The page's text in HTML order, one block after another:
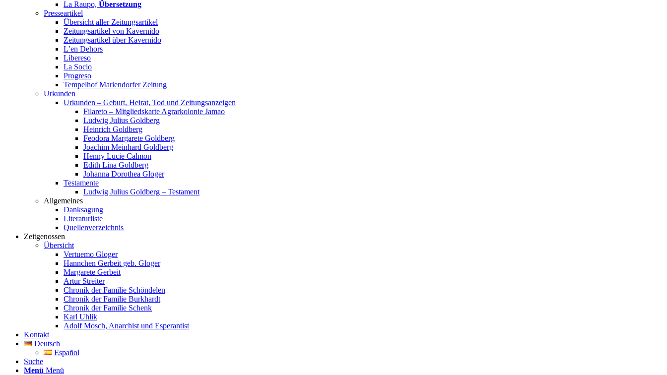
La Raupo, Übersetzung
Presseartikel
Übersicht aller Zeitungsartikel
Zeitungsartikel von Kavernido
Zeitungsartikel über Kavernido
L’en Dehors
Libereso
La Socio
Progreso
Tempelhof Mariendorfer Zeitung
Urkunden
Urkunden – Geburt, Heirat, Tod und Zeitungsanzeigen
Filareto – Mitgliedskarte Agrarkolonie Jamao
Ludwig Julius Goldberg
Heinrich Goldberg
Feodora Margarete Goldberg
Joachim Meinhard Goldberg
Henny Lucie Calmon
Edith Lina Goldberg
Johanna Dorothea Gloger
Testamente
Ludwig Julius Goldberg – Testament
Allgemeines
Danksagung
Literaturliste
Quellenverzeichnis
Zeitgenossen
Übersicht
Vertuemo Gloger
Hannchen Gerbeit geb. Gloger
Margarete Gerbeit
Artur Streiter
Chronik der Familie Schöndelen
Chronik der Familie Burkhardt
Chronik der Familie Schenk
Karl Uhlik
Adolf Mosch, Anarchist und Esperantist
Kontakt
Deutsch
Español
Suche
Menü Menü